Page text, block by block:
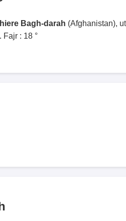
Bagh-darah (Afghanistan),
: 18 °